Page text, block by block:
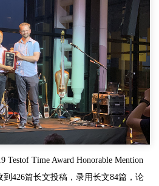
Testof Time Award Honorable Mention
到426篇长文投稿，录用长文84篇，论